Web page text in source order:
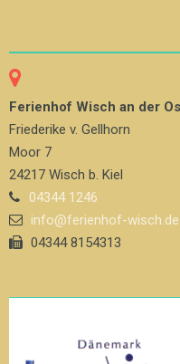
Ferienhof Wisch an der
Friederike v. Gellhorn
Moor 7
24217 Wisch b. Kiel
04344 1246
info@ferienhof-wisch.de
04344 8154313